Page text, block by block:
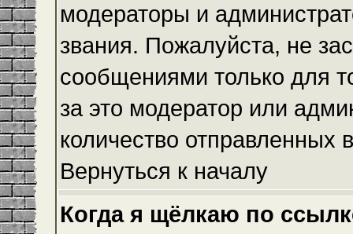
модераторы и
звания. Пожалуйста, не
сообщениями только для
за это модератор или
количество
Вернуться к началу
Когда я щёлкаю по